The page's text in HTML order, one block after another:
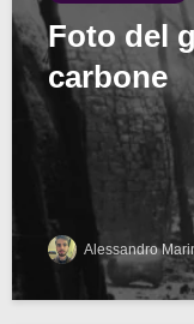
Foto del
carbone
Alessandro